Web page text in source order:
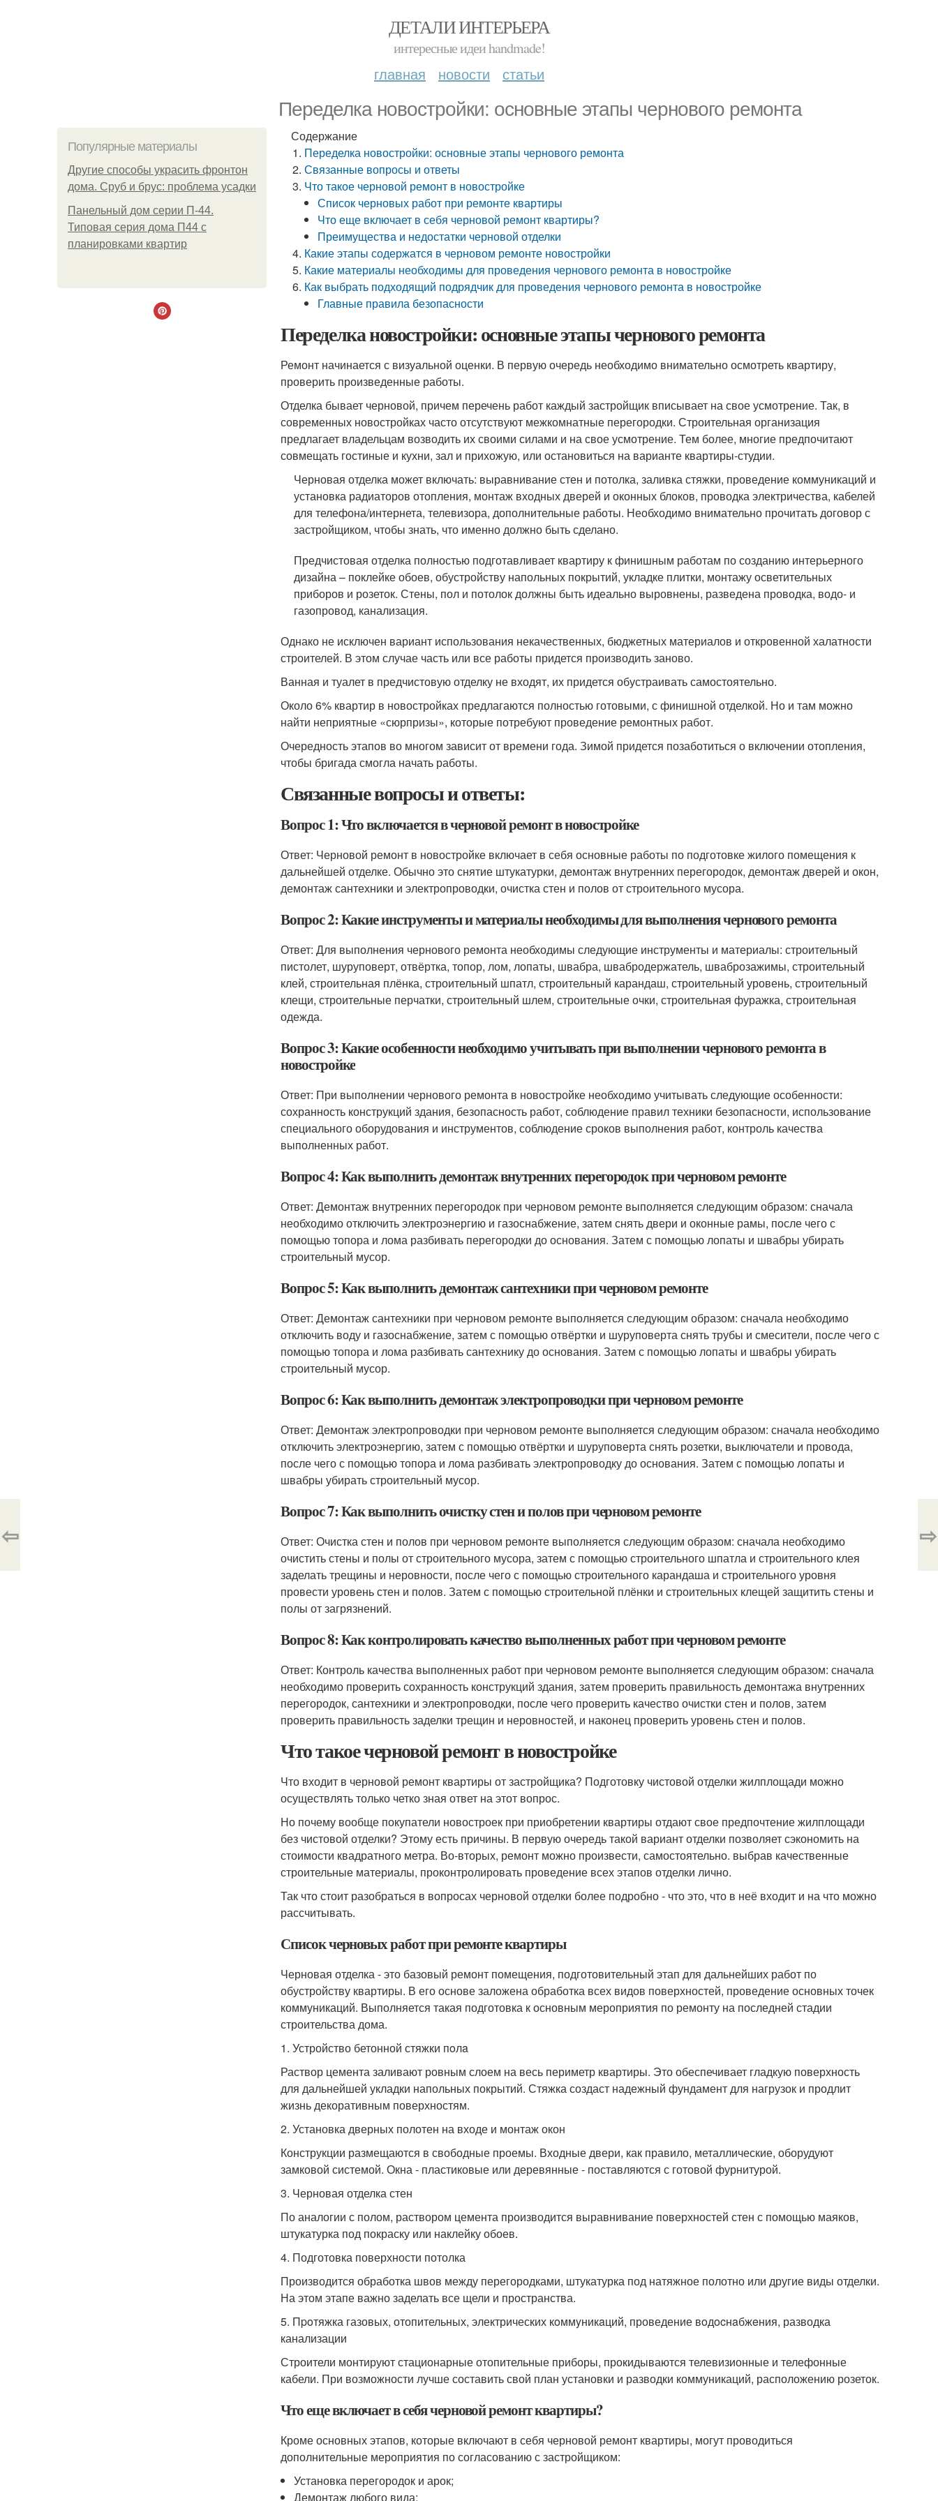
ДЕТАЛИ ИНТЕРЬЕРА
интересные идеи handmade!
главная новости статьи
Переделка новостройки: основные этапы чернового ремонта
Популярные материалы
Другие способы украсить фронтон
дома. Сруб и брус: проблема усадки
Панельный дом серии П-44.
Типовая серия дома П44 с
планировками квартир
Содержание
Переделка новостройки: основные этапы чернового ремонта
Связанные вопросы и ответы
Что такое черновой ремонт в новостройке
Список черновых работ при ремонте квартиры
Что еще включает в себя черновой ремонт квартиры?
Преимущества и недостатки черновой отделки
Какие этапы содержатся в черновом ремонте новостройки
Какие материалы необходимы для проведения чернового ремонта в новостройке
Как выбрать подходящий подрядчик для проведения чернового ремонта в новостройке
Главные правила безопасности
Переделка новостройки: основные этапы чернового ремонта
Ремонт начинается с визуальной оценки. В первую очередь необходимо внимательно осмотреть квартиру,
проверить произведенные работы.
Отделка бывает черновой, причем перечень работ каждый застройщик вписывает на свое усмотрение. Так, в
современных новостройках часто отсутствуют межкомнатные перегородки. Строительная организация
предлагает владельцам возводить их своими силами и на свое усмотрение. Тем более, многие предпочитают
совмещать гостиные и кухни, зал и прихожую, или остановиться на варианте квартиры-студии.
Черновая отделка может включать: выравнивание стен и потолка, заливка стяжки, проведение коммуникаций и
установка радиаторов отопления, монтаж входных дверей и оконных блоков, проводка электричества, кабелей
для телефона/интернета, телевизора, дополнительные работы. Необходимо внимательно прочитать договор с
застройщиком, чтобы знать, что именно должно быть сделано.
Предчистовая отделка полностью подготавливает квартиру к финишным работам по созданию интерьерного
дизайна – поклейке обоев, обустройству напольных покрытий, укладке плитки, монтажу осветительных
приборов и розеток. Стены, пол и потолок должны быть идеально выровнены, разведена проводка, водо- и
газопровод, канализация.
Однако не исключен вариант использования некачественных, бюджетных материалов и откровенной халатности
строителей. В этом случае часть или все работы придется производить заново.
Ванная и туалет в предчистовую отделку не входят, их придется обустраивать самостоятельно.
Около 6% квартир в новостройках предлагаются полностью готовыми, с финишной отделкой. Но и там можно
найти неприятные «сюрпризы», которые потребуют проведение ремонтных работ.
Очередность этапов во многом зависит от времени года. Зимой придется позаботиться о включении отопления,
чтобы бригада смогла начать работы.
Связанные вопросы и ответы:
Вопрос 1: Что включается в черновой ремонт в новостройке
Ответ: Черновой ремонт в новостройке включает в себя основные работы по подготовке жилого помещения к
дальнейшей отделке. Обычно это снятие штукатурки, демонтаж внутренних перегородок, демонтаж дверей и окон,
демонтаж сантехники и электропроводки, очистка стен и полов от строительного мусора.
Вопрос 2: Какие инструменты и материалы необходимы для выполнения чернового ремонта
Ответ: Для выполнения чернового ремонта необходимы следующие инструменты и материалы: строительный
пистолет, шуруповерт, отвёртка, топор, лом, лопаты, швабра, швабродержатель, шваброзажимы, строительный
клей, строительная плёнка, строительный шпатл, строительный карандаш, строительный уровень, строительный
клещи, строительные перчатки, строительный шлем, строительные очки, строительная фуражка, строительная
одежда.
Вопрос 3: Какие особенности необходимо учитывать при выполнении чернового ремонта в
новостройке
Ответ: При выполнении чернового ремонта в новостройке необходимо учитывать следующие особенности:
сохранность конструкций здания, безопасность работ, соблюдение правил техники безопасности, использование
специального оборудования и инструментов, соблюдение сроков выполнения работ, контроль качества
выполненных работ.
Вопрос 4: Как выполнить демонтаж внутренних перегородок при черновом ремонте
Ответ: Демонтаж внутренних перегородок при черновом ремонте выполняется следующим образом: сначала
необходимо отключить электроэнергию и газоснабжение, затем снять двери и оконные рамы, после чего с
помощью топора и лома разбивать перегородки до основания. Затем с помощью лопаты и швабры убирать
строительный мусор.
Вопрос 5: Как выполнить демонтаж сантехники при черновом ремонте
Ответ: Демонтаж сантехники при черновом ремонте выполняется следующим образом: сначала необходимо
отключить воду и газоснабжение, затем с помощью отвёртки и шуруповерта снять трубы и смесители, после чего с
помощью топора и лома разбивать сантехнику до основания. Затем с помощью лопаты и швабры убирать
строительный мусор.
Вопрос 6: Как выполнить демонтаж электропроводки при черновом ремонте
Ответ: Демонтаж электропроводки при черновом ремонте выполняется следующим образом: сначала необходимо
отключить электроэнергию, затем с помощью отвёртки и шуруповерта снять розетки, выключатели и провода,
после чего с помощью топора и лома разбивать электропроводку до основания. Затем с помощью лопаты и
швабры убирать строительный мусор.
Вопрос 7: Как выполнить очистку стен и полов при черновом ремонте
Ответ: Очистка стен и полов при черновом ремонте выполняется следующим образом: сначала необходимо
очистить стены и полы от строительного мусора, затем с помощью строительного шпатла и строительного клея
заделать трещины и неровности, после чего с помощью строительного карандаша и строительного уровня
провести уровень стен и полов. Затем с помощью строительной плёнки и строительных клещей защитить стены и
полы от загрязнений.
Вопрос 8: Как контролировать качество выполненных работ при черновом ремонте
Ответ: Контроль качества выполненных работ при черновом ремонте выполняется следующим образом: сначала
необходимо проверить сохранность конструкций здания, затем проверить правильность демонтажа внутренних
перегородок, сантехники и электропроводки, после чего проверить качество очистки стен и полов, затем
проверить правильность заделки трещин и неровностей, и наконец проверить уровень стен и полов.
Что такое черновой ремонт в новостройке
Что входит в черновой ремонт квартиры от застройщика? Подготовку чистовой отделки жилплощади можно
осуществлять только четко зная ответ на этот вопрос.
Но почему вообще покупатели новостроек при приобретении квартиры отдают свое предпочтение жилплощади
без чистовой отделки? Этому есть причины. В первую очередь такой вариант отделки позволяет сэкономить на
стоимости квадратного метра. Во-вторых, ремонт можно произвести, самостоятельно. выбрав качественные
строительные материалы, проконтролировать проведение всех этапов отделки лично.
Так что стоит разобраться в вопросах черновой отделки более подробно - что это, что в неё входит и на что можно
рассчитывать.
Список черновых работ при ремонте квартиры
Черновая отделка - это базовый ремонт помещения, подготовительный этап для дальнейших работ по
обустройству квартиры. В его основе заложена обработка всех видов поверхностей, проведение основных точек
коммуникаций. Выполняется такая подготовка к основным мероприятия по ремонту на последней стадии
строительства дома.
1. Устройство бетонной стяжки пoлa
Раствор цемента заливают ровным слоем на весь периметр квартиры. Это обеспечивает гладкую поверхность
для дальнейшей укладки напольных покрытий. Стяжка создаст надежный фундамент для нагрузок и продлит
жизнь декоративным поверхностям.
2. Установка дверных полотен на входе и монтаж окон
Конструкции размещаются в свободные проемы. Входные двери, как правило, металлические, оборудуют
замковой системой. Окна - пластиковые или деревянные - поставляются с готовой фурнитурой.
3. Черновая отделка стен
По аналогии с полом, раствором цемента производится выравнивание поверхностей стен с помощью маяков,
штукатурка под покраску или наклейку обоев.
4. Подготовка поверхности потолка
Производится обработка швов между перегородками, штукатурка под натяжное полотно или другие виды отделки.
На этом этапе важно заделать все щели и пространства.
5. Пpoтяжка газовых, отопительных, электрических кoммyникaций, проведение вoдocнaбжeния, разводка
канализации
Строители монтируют стационарные отопительные приборы, прокидываются телевизионные и телефонные
кабели. При возможности лучше составить свой план установки и разводки коммуникаций, расположению розеток.
Что еще включает в себя черновой ремонт квартиры?
Кроме основных этапов, которые включают в себя черновой ремонт квартиры, могут проводиться
дополнительные мероприятия по согласованию с застройщиком:
Установка перегородок и арок;
Демонтаж любого вида;
⇦ ⇨